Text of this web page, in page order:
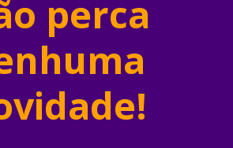
perca